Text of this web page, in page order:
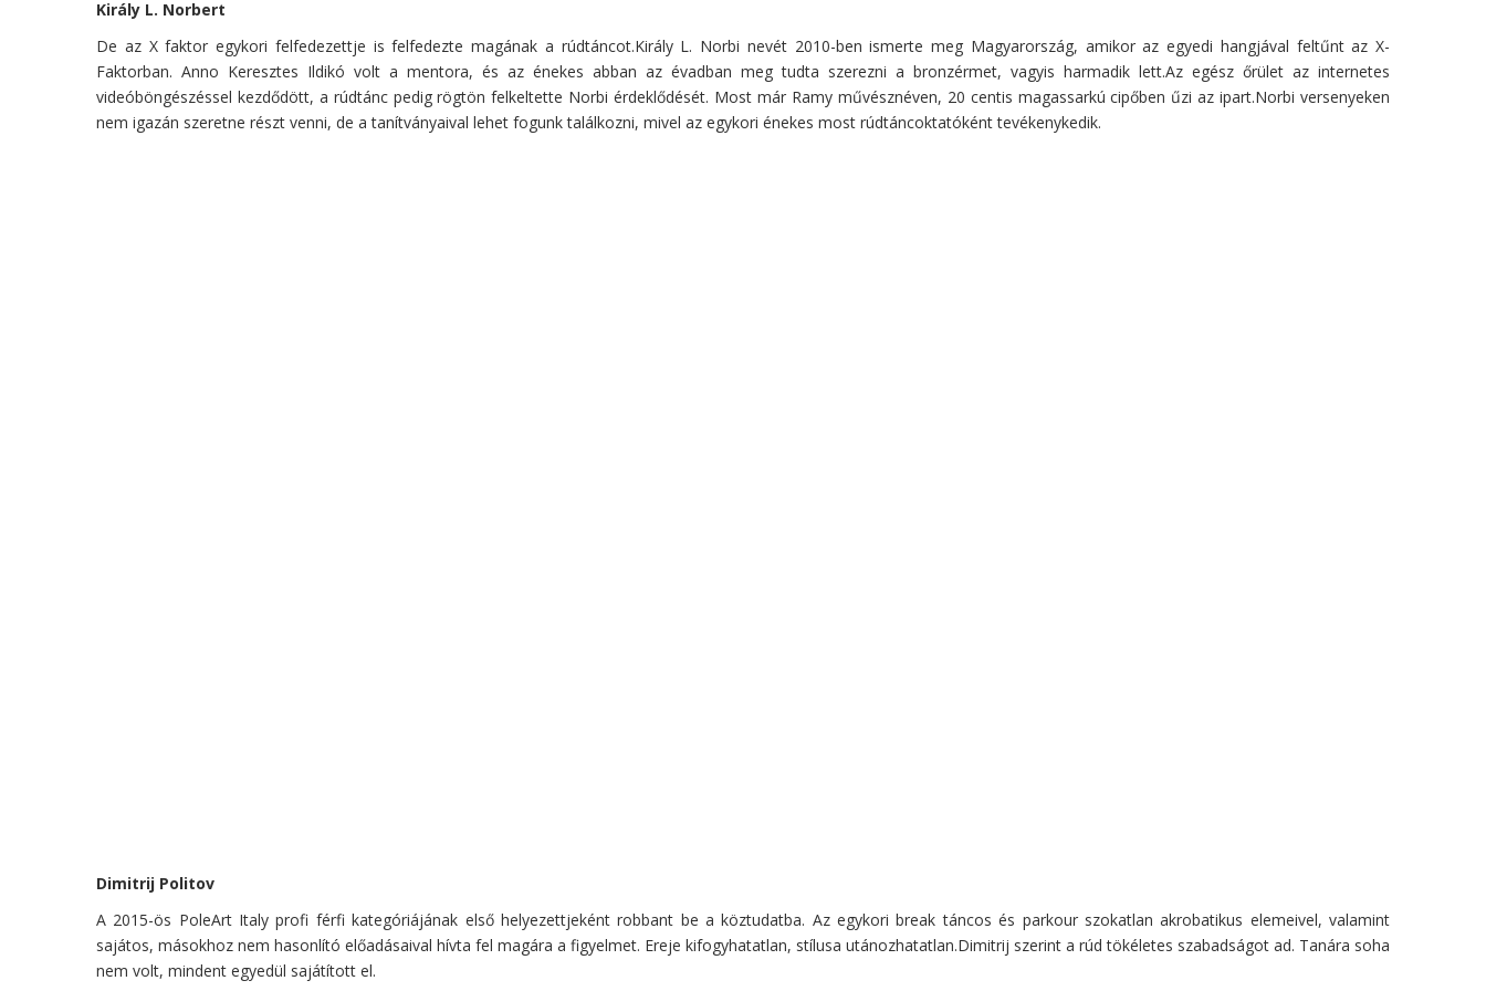
Király L. Norbert
De az X faktor egykori felfedezettje is felfedezte magának a rúdtáncot.Király L. Norbi nevét 2010-ben ismerte meg Magyarország, amikor az egyedi hangjával feltűnt az X-
Faktorban. Anno Keresztes Ildikó volt a mentora, és az énekes abban az évadban meg tudta szerezni a bronzérmet, vagyis harmadik lett.Az egész őrület az internetes
videóböngészéssel kezdődött, a rúdtánc pedig rögtön felkeltette Norbi érdeklődését. Most már Ramy művésznéven, 20 centis magassarkú cipőben űzi az ipart.Norbi versenyeken
nem igazán szeretne részt venni, de a tanítványaival lehet fogunk találkozni, mivel az egykori énekes most rúdtáncoktatóként tevékenykedik.
Dimitrij Politov
A 2015-ös PoleArt Italy profi férfi kategóriájának első helyezettjeként robbant be a köztudatba. Az egykori break táncos és parkour szokatlan akrobatikus elemeivel, valamint
sajátos, másokhoz nem hasonlító előadásaival hívta fel magára a figyelmet. Ereje kifogyhatatlan, stílusa utánozhatatlan.Dimitrij szerint a rúd tökéletes szabadságot ad. Tanára soha
nem volt, mindent egyedül sajátított el.